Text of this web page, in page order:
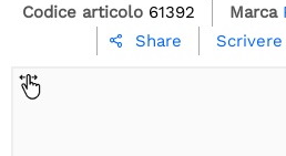
Codice articolo 61392 Marca
 Share